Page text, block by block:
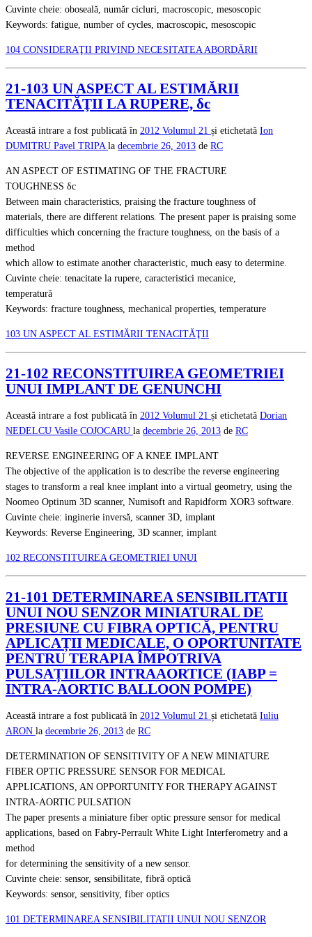
Cuvinte cheie: oboseală, număr cicluri, macroscopic, mesoscopic
Keywords: fatigue, number of cycles, macroscopic, mesoscopic
104 CONSIDERAŢII PRIVIND NECESITATEA ABORDĂRII
21-103 UN ASPECT AL ESTIMĂRII
TENACITĂŢII LA RUPERE, δc
Această intrare a fost publicată în 2012 Volumul 21 și etichetată Ion
DUMITRU Pavel TRIPA la decembrie 26, 2013 de RC
AN ASPECT OF ESTIMATING OF THE FRACTURE
TOUGHNESS δc
Between main characteristics, praising the fracture toughness of
materials, there are different relations. The present paper is praising some
difficulties which concerning the fracture toughness, on the basis of a
method
which allow to estimate another characteristic, much easy to determine.
Cuvinte cheie: tenacitate la rupere, caracteristici mecanice,
temperatură
Keywords: fracture toughness, mechanical properties, temperature
103 UN ASPECT AL ESTIMĂRII TENACITĂŢII
21-102 RECONSTITUIREA GEOMETRIEI
UNUI IMPLANT DE GENUNCHI
Această intrare a fost publicată în 2012 Volumul 21 și etichetată Dorian
NEDELCU Vasile COJOCARU la decembrie 26, 2013 de RC
REVERSE ENGINEERING OF A KNEE IMPLANT
The objective of the application is to describe the reverse engineering
stages to transform a real knee implant into a virtual geometry, using the
Noomeo Optinum 3D scanner, Numisoft and Rapidform XOR3 software.
Cuvinte cheie: inginerie inversă, scanner 3D, implant
Keywords: Reverse Engineering, 3D scanner, implant
102 RECONSTITUIREA GEOMETRIEI UNUI
21-101 DETERMINAREA SENSIBILITATII
UNUI NOU SENZOR MINIATURAL DE
PRESIUNE CU FIBRA OPTICĂ, PENTRU
APLICAȚII MEDICALE, O OPORTUNITATE
PENTRU TERAPIA ÎMPOTRIVA
PULSAȚIILOR INTRAAORTICE (IABP =
INTRA-AORTIC BALLOON POMPE)
Această intrare a fost publicată în 2012 Volumul 21 și etichetată Iuliu
ARON la decembrie 26, 2013 de RC
DETERMINATION OF SENSITIVITY OF A NEW MINIATURE
FIBER OPTIC PRESSURE SENSOR FOR MEDICAL
APPLICATIONS, AN OPPORTUNITY FOR THERAPY AGAINST
INTRA-AORTIC PULSATION
The paper presents a miniature fiber optic pressure sensor for medical
applications, based on Fabry-Perrault White Light Interferometry and a
method
for determining the sensitivity of a new sensor.
Cuvinte cheie: sensor, sensibilitate, fibră optică
Keywords: sensor, sensitivity, fiber optics
101 DETERMINAREA SENSIBILITATII UNUI NOU SENZOR